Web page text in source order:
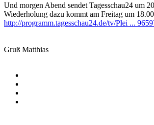
Und morgen Abend sendet Tagesschau24 um
Wiederholung dazu kommt am Freitag um
http://programm.tagesschau24.de/tv/Plei ...
Gruß Matthias